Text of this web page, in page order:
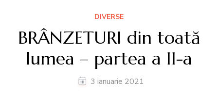
DIVERSE
BRÂNZETURI din toată
lumea – partea a II-a
3 ianuarie 2021